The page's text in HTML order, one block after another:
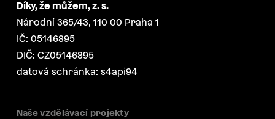
Díky, že můžem, z. s.
Národní 365/43, 110 00 Praha 1
IČ: 05146895
DIČ: CZ05146895
datová schránka: s4api94
Naše vzdělávací projekty